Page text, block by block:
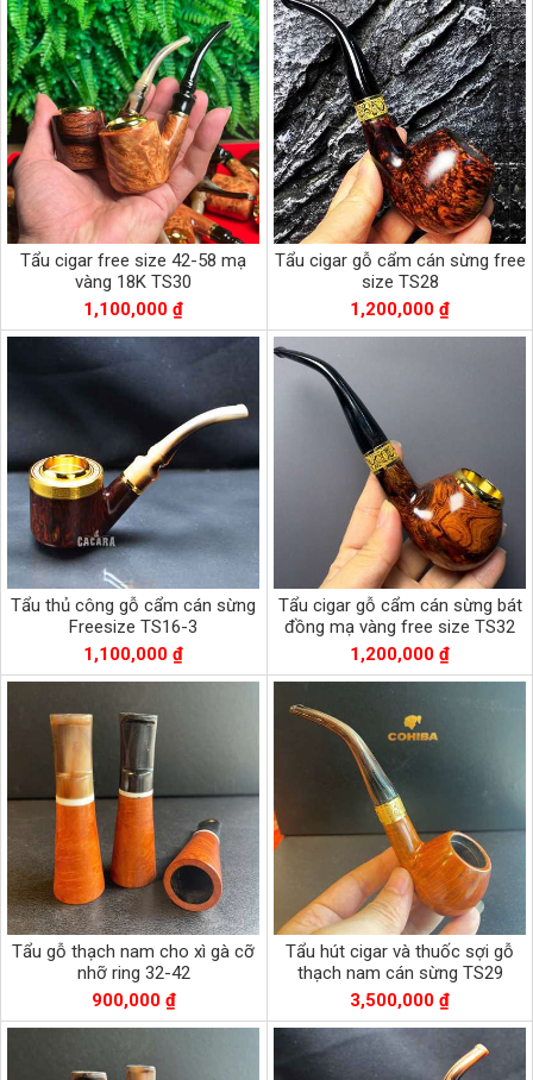
Tẩu cigar free size 42-58 mạ
vàng 18K TS30
1,100,000 ₫
Tẩu cigar gỗ cẩm cán sừng free
size TS28
1,200,000 ₫
Tẩu thủ công gỗ cẩm cán sừng
Freesize TS16-3
1,100,000 ₫
Tẩu cigar gỗ cẩm cán sừng bát
đồng mạ vàng free size TS32
1,200,000 ₫
Tẩu gỗ thạch nam cho xì gà cỡ
nhỡ ring 32-42
900,000 ₫
Tẩu hút cigar và thuốc sợi gỗ
thạch nam cán sừng TS29
3,500,000 ₫